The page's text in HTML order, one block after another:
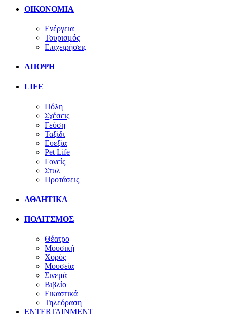
ΟΙΚΟΝΟΜΙΑ
Ενέργεια
Τουρισμός
Επιχειρήσεις
ΑΠΟΨΗ
LIFE
Πόλη
Σχέσεις
Γεύση
Ταξίδι
Ευεξία
Pet Life
Γονείς
Στυλ
Προτάσεις
ΑΘΛΗΤΙΚΑ
ΠΟΛΙΤΣΜΟΣ
Θέατρο
Μουσική
Χορός
Μουσεία
Σινεμά
Βιβλίο
Εικαστικά
Τηλεόραση
ENTERTAINMENT